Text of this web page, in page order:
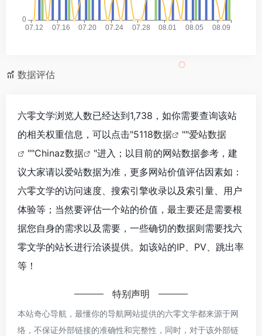
数据评估
六零文学浏览人数已经达到1,738，如你需要查询该站
的相关权重信息，可以点击"5118数据 ""爱站数据
""Chinaz数据
"进入；以目前的网站数据参考，建
议大家请以爱站数据为准，更多网站价值评估因素如：
六零文学的访问速度、搜索引擎收录以及索引量、用户
体验等；当然要评估一个站的价值，最主要还是需要根
据您自身的需求以及需要，一些确切的数据则需要找六
零文学的站长进行洽谈提供。如该站的IP、PV、跳出率
等！
特别声明
本站奇心导航，最懂你的导航网站提供的六零文学都来源于网
络，不保证外部链接的准确性和完整性，同时，对于该外部链